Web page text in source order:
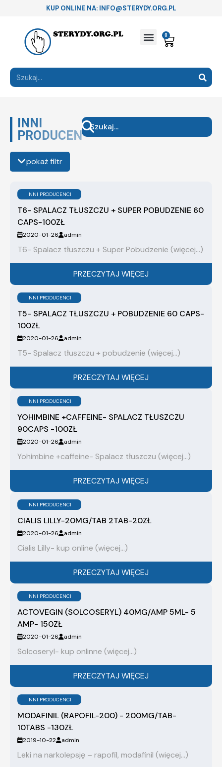
KUP ONLINE NA: INFO@STERYDY.ORG.PL
0
INNI
PRODUCENCI
pokaż filtr
INNI PRODUCENCI
T6- SPALACZ TŁUSZCZU + SUPER POBUDZENIE 60
CAPS-100ZŁ
2020-01-26 admin
T6- Spalacz tłuszczu + Super Pobudzenie (więcej…)
PRZECZYTAJ WIĘCEJ
INNI PRODUCENCI
T5- SPALACZ TŁUSZCZU + POBUDZENIE 60 CAPS-
100ZŁ
2020-01-26 admin
T5- Spalacz tłuszczu + pobudzenie (więcej…)
PRZECZYTAJ WIĘCEJ
INNI PRODUCENCI
YOHIMBINE +CAFFEINE- SPALACZ TŁUSZCZU
90CAPS -100ZŁ
2020-01-26 admin
Yohimbine +caffeine- Spalacz tłuszczu (więcej…)
PRZECZYTAJ WIĘCEJ
INNI PRODUCENCI
CIALIS LILLY-20MG/TAB 2TAB-20ZŁ
2020-01-26 admin
Cialis Lilly- kup online (więcej…)
PRZECZYTAJ WIĘCEJ
INNI PRODUCENCI
ACTOVEGIN (SOLCOSERYL) 40MG/AMP 5ML- 5
AMP- 150ZŁ
2020-01-26 admin
Solcoseryl- kup onlinne (więcej…)
PRZECZYTAJ WIĘCEJ
INNI PRODUCENCI
MODAFINIL (RAPOFIL-200) - 200MG/TAB-
10TABS -130ZŁ
2019-10-22 admin
Leki na narkolepsję – rapofil, modafinil (więcej…)